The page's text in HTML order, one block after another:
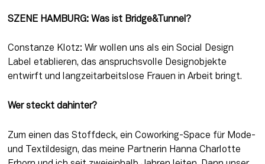
SZENE HAMBURG: Was ist Bridge&Tunnel?
Constanze Klotz: Wir wollen uns als ein Social Design
Label etablieren, das anspruchsvolle Designobjekte
entwirft und langzeitarbeitslose Frauen in Arbeit bringt.
Wer steckt dahinter?
Zum einen das Stoffdeck, ein Coworking-Space für Mode-
und Textildesign, das meine Partnerin Hanna Charlotte